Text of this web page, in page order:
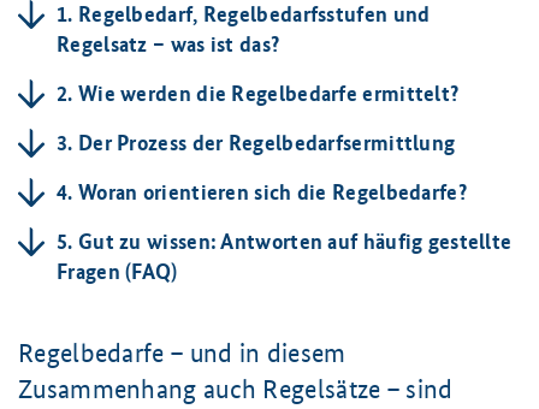
1. Regelbedarf, Regelbedarfsstufen und
Regelsatz – was ist das?
2. Wie werden die Regelbedarfe ermittelt?
3. Der Prozess der Regelbedarfsermittlung
4. Woran orientieren sich die Regelbedarfe?
5. Gut zu wissen: Antworten auf häufig gestellte
Fragen (FAQ)
Regelbedarfe – und in diesem
Zusammenhang auch Regelsätze – sind